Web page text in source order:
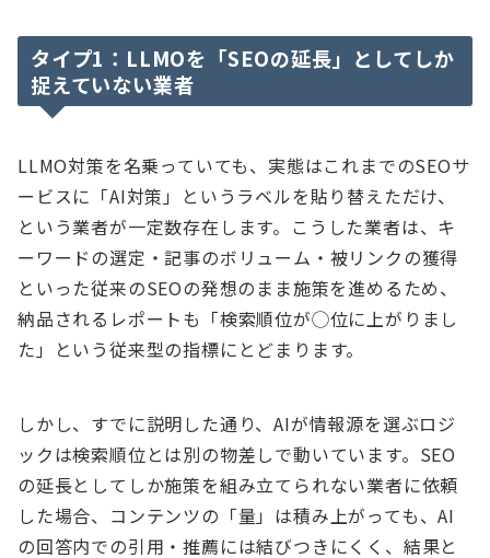
タイプ1：LLMOを「SEOの延長」としてしか
捉えていない業者
LLMO対策を名乗っていても、実態はこれまでのSEOサ
ービスに「AI対策」というラベルを貼り替えただけ、
という業者が一定数存在します。こうした業者は、キ
ーワードの選定・記事のボリューム・被リンクの獲得
といった従来のSEOの発想のまま施策を進めるため、
納品されるレポートも「検索順位が◯位に上がりまし
た」という従来型の指標にとどまります。
しかし、すでに説明した通り、AIが情報源を選ぶロジ
ックは検索順位とは別の物差しで動いています。SEO
の延長としてしか施策を組み立てられない業者に依頼
した場合、コンテンツの「量」は積み上がっても、AI
の回答内での引用・推薦には結びつきにくく、結果と